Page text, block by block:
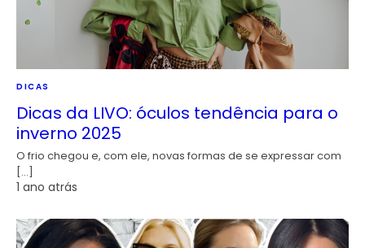
DICAS
Dicas da LIVO: óculos tendência para o
inverno 2025
O frio chegou e, com ele, novas formas de se expressar com
[…]
1 ano atrás